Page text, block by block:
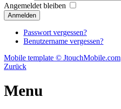
Angemeldet bleiben
Passwort vergessen?
Benutzername vergessen?
Mobile template © JtouchMobile.com
Zurück
Menu